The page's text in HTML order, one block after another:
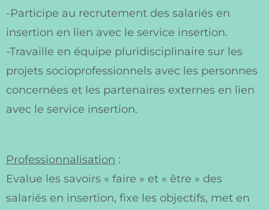
-Participe au recrutement des salariés en
insertion en lien avec le service insertion.
-Travaille en équipe pluridisciplinaire sur les
projets socioprofessionnels avec les personnes
concernées et les partenaires externes en lien
avec le service insertion.
Professionnalisation :
Evalue les savoirs « faire » et « être » des
salariés en insertion, fixe les objectifs, met en